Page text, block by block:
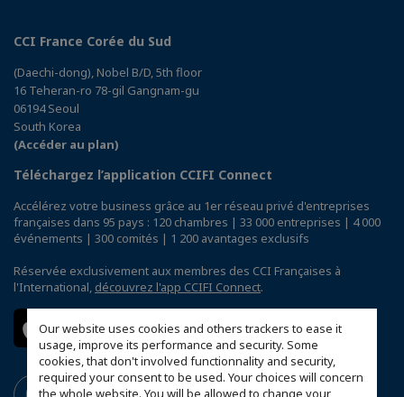
Our website uses cookies and others trackers to ease it
usage, improve its performance and security. Some
cookies, that don't involved functionnality and security,
required your consent to be used. Your choices will concern
the whole website. You will be allowed to change your
CCI France Corée du Sud
(Daechi-dong), Nobel B/D, 5th floor
16 Teheran-ro 78-gil Gangnam-gu
06194 Seoul
South Korea
(Accéder au plan)
Téléchargez l’application CCIFI Connect
Accélérez votre business grâce au 1er réseau privé d'entreprises
françaises dans 95 pays : 120 chambres | 33 000 entreprises | 4 000
événements | 300 comités | 1 200 avantages exclusifs
Réservée exclusivement aux membres des CCI Françaises à
l'International, découvrez l'app CCIFI Connect.